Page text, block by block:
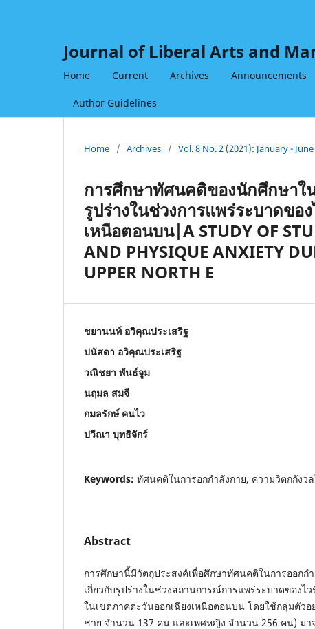
Journal of Liberal Arts and
Home Current Archives Announcements
Author Guidelines
Home / Archives / Vol. 8 No. 2 (2021): January - June
การศึกษาทัศนคติของนักศึกษาใ
รูปร่างในช่วงการแพร่ระบาดขอ
เหนือตอนบน|A STUDY OF
AND PHYSIQUE ANXIETY
UPPER NORTH E
ชยานนท์ อวิคุณประเสริฐ
ปนัสดา อวิคุณประเสริฐ
วณิชยา พันธ์จูม
นฤมล สมจี
กมลรักษ์ คนไว
ปวีณา บุทธิจักร์
Keywords: ทัศนคติในการอกกำลังกาย, ความวิตกกังว
Abstract
การศึกษานี้มีวัตถุประสงค์เพื่อศึกษาทัศนคติในการออกก
เกี่ยวกับรูปร่างในช่วงสถานการณ์การแพร่ระบาดของไ
ในเขตภาคตะวันออกเฉียงเหนือตอนบน โดยใช้กลุ่มตัว
ชาย จำนวน 137 คน และเพศหญิง จำนวน 256 คน) มา